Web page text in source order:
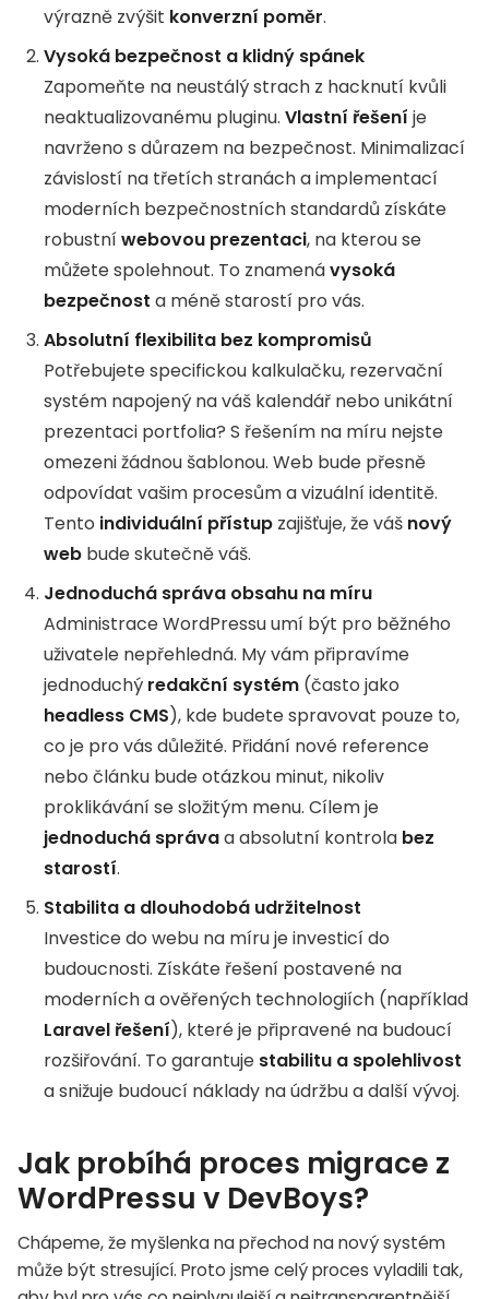
výrazně zvýšit konverzní poměr.
Vysoká bezpečnost a klidný spánek
Zapomeňte na neustálý strach z hacknutí kvůli
neaktualizovanému pluginu. Vlastní řešení je
navrženo s důrazem na bezpečnost. Minimalizací
závislostí na třetích stranách a implementací
moderních bezpečnostních standardů získáte
robustníwebovou prezentaci, na kterou se
můžete spolehnout. To znamenávysoká
bezpečnost a méně starostí pro vás.
Absolutní flexibilita bez kompromisů
Potřebujete specifickou kalkulačku, rezervační
systém napojený na váš kalendář nebo unikátní
prezentaci portfolia? S řešením na míru nejste
omezeni žádnou šablonou. Web bude přesně
odpovídat vašim procesům a vizuální identitě.
Tento individuální přístup zajišťuje, že váš nový
web bude skutečně váš.
Jednoduchá správa obsahu na míru
Administrace WordPressu umí být pro běžného
uživatele nepřehledná. My vám připravíme
jednoduchý redakční systém (často jako
headless CMS), kde budete spravovat pouze to,
co je pro vás důležité. Přidání nové reference
nebo článku bude otázkou minut, nikoliv
proklikávání se složitým menu. Cílem je
jednoduchá správaa absolutní kontrola bez
starostí.
Stabilita a dlouhodobá udržitelnost
Investice do webu na míru je investicí do
budoucnosti. Získáte řešení postavené na
moderních a ověřených technologiích (například
Laravel řešení), které je připravené na budoucí
rozšiřování. To garantuje stabilitu a spolehlivost
a snižuje budoucí náklady na údržbu a další vývoj.
Jak probíhá proces migrace z
WordPressu v DevBoys?
Chápeme, že myšlenka na přechod na nový systém
může být stresující. Proto jsme celý proces vyladili tak,